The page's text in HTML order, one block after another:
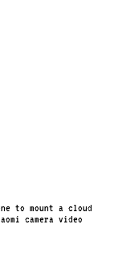
to mount a cloud
camera video